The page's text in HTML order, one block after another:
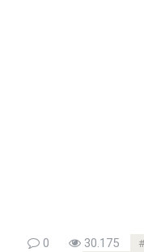
0 30.175